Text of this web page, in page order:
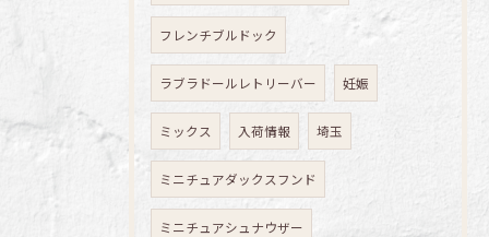
フレンチブルドック
ラブラドールレトリーバー 妊娠
ミックス 入荷情報 埼玉
ミニチュアダックスフンド
ミニチュアシュナウザー